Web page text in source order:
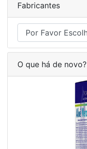
Fabricantes
O que há de novo?